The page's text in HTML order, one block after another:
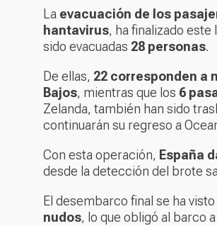
La evacuación de los
hantavirus, ha finalizado
sido evacuadas 28 personas.
De ellas, 22 corresponden a
Bajos, mientras que los 6
Zelanda, también han sido
continuarán su regreso a
Con esta operación, España
desde la detección del brote
El desembarco final se ha
nudos, lo que obligó al barco a